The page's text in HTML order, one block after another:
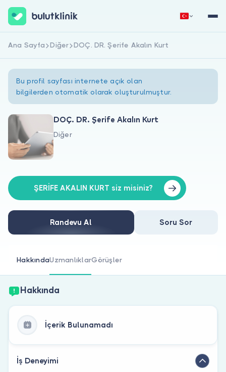
Hakkımızda
Doktorlar için
Doktor musunuz?
Hemen Kaydol Giriş Yap
Ana Sayfa Diğer DOÇ. DR. Şerife Akalın Kurt
Bu profil sayfası internete açık olan
bilgilerden otomatik olarak oluşturulmuştur.
DOÇ. DR. Şerife Akalın Kurt
Diğer
ŞERİFE AKALIN KURT siz misiniz?
Randevu Al Soru Sor
HakkındaUzmanlıklarGörüşler
Hakkında
İçerik Bulunamadı
İş Deneyimi